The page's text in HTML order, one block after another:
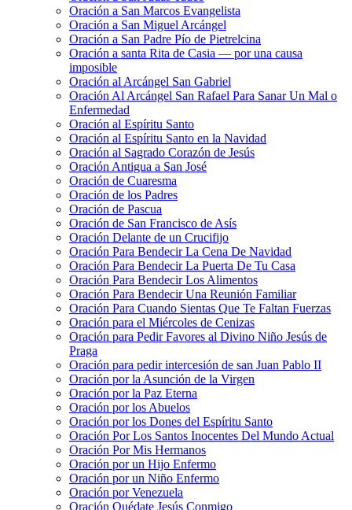
Oración a San Marcos Evangelista
Oración a San Miguel Arcángel
Oración a San Padre Pío de Pietrelcina
Oración a santa Rita de Casia — por una causa
imposible
Oración al Arcángel San Gabriel
Oración Al Arcángel San Rafael Para Sanar Un Mal o
Enfermedad
Oración al Espíritu Santo
Oración al Espíritu Santo en la Navidad
Oración al Sagrado Corazón de Jesús
Oración Antigua a San José
Oración de Cuaresma
Oración de los Padres
Oración de Pascua
Oración de San Francisco de Asís
Oración Delante de un Crucifijo
Oración Para Bendecir La Cena De Navidad
Oración Para Bendecir La Puerta De Tu Casa
Oración Para Bendecir Los Alimentos
Oración Para Bendecir Una Reunión Familiar
Oración Para Cuando Sientas Que Te Faltan Fuerzas
Oración para el Miércoles de Cenizas
Oración para Pedir Favores al Divino Niño Jesús de
Praga
Oración para pedir intercesión de san Juan Pablo II
Oración por la Asunción de la Virgen
Oración por la Paz Eterna
Oración por los Abuelos
Oración por los Dones del Espíritu Santo
Oración Por Los Santos Inocentes Del Mundo Actual
Oración Por Mis Hermanos
Oración por un Hijo Enfermo
Oración por un Niño Enfermo
Oración por Venezuela
Oración Quédate Jesús Conmigo